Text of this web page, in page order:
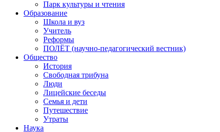
Парк культуры и чтения
Образование
Школа и вуз
Учитель
Реформы
ПОЛЁТ (научно-педагогический вестник)
Общество
История
Свободная трибуна
Люди
Лицейские беседы
Семья и дети
Путешествие
Утраты
Наука